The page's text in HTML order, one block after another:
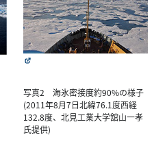
写真2 海氷密接度約90%の様子
(2011年8月7日北緯76.1度西経
132.8度、北見工業大学舘山一孝
氏提供)